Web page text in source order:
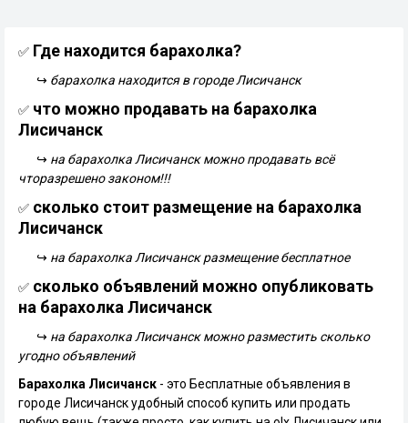
✅ Где находится барахолка?
↪ барахолка находится в городе Лисичанск
✅ что можно продавать на барахолка
Лисичанск
↪ на барахолка Лисичанск можно продавать всё
чторазрешено законом!!!
✅ сколько стоит размещение на барахолка
Лисичанск
↪ на барахолка Лисичанск размещение бесплатное
✅ сколько объявлений можно опубликовать
на барахолка Лисичанск
↪ на барахолка Лисичанск можно разместить сколько
угодно объявлений
Барахолка Лисичанск - это Бесплатные объявления в
городе Лисичанск удобный способ купить или продать